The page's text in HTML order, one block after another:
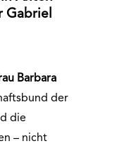
Gabriel
Barbara
der
die
– nicht